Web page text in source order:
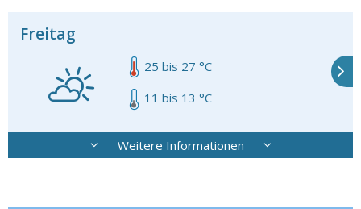
Freitag
25 bis 27 °C
11 bis 13 °C
Weitere Informationen